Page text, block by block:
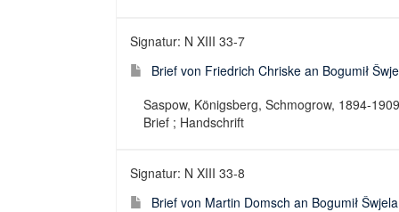
Signatur: N XIII 33-7
Brief von Friedrich Chriske an Bogumił
Saspow, Königsberg, Schmogrow, 1894-
Brief ; Handschrift
Signatur: N XIII 33-8
Brief von Martin Domsch an Bogumił